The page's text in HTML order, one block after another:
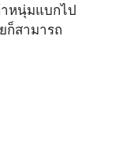
หนุ่มแบกไป
ก็สามารถ